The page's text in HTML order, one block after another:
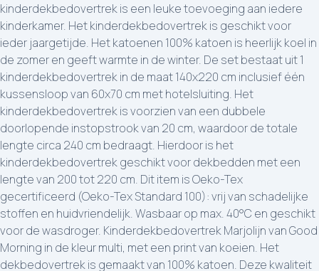
kinderdekbedovertrek is een leuke toevoeging aan iedere
kinderkamer. Het kinderdekbedovertrek is geschikt voor
ieder jaargetijde. Het katoenen 100% katoen is heerlijk koel in
de zomer en geeft warmte in de winter. De set bestaat uit 1
kinderdekbedovertrek in de maat 140x220 cm inclusief één
kussensloop van 60x70 cm met hotelsluiting. Het
kinderdekbedovertrek is voorzien van een dubbele
doorlopende instopstrook van 20 cm, waardoor de totale
lengte circa 240 cm bedraagt. Hierdoor is het
kinderdekbedovertrek geschikt voor dekbedden met een
lengte van 200 tot 220 cm. Dit item is Oeko-Tex
gecertificeerd (Oeko-Tex Standard 100): vrij van schadelijke
stoffen en huidvriendelijk. Wasbaar op max. 40°C en geschikt
voor de wasdroger. Kinderdekbedovertrek Marjolijn van Good
Morning in de kleur multi, met een print van koeien. Het
dekbedovertrek is gemaakt van 100% katoen. Deze kwaliteit